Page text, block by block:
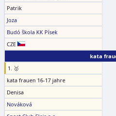
Patrik
Joza
Budó škola KK Písek
CZE
kata
1. 🥇
kata frauen 16-17 jahre
Denisa
Nováková